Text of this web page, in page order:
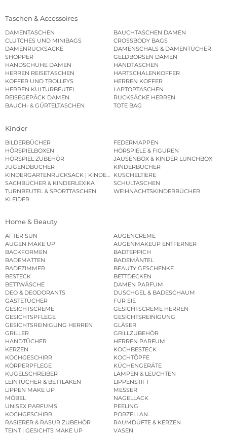
Taschen & Accessoires
DAMENTASCHEN
BAUCHTASCHEN DAMEN
CLUTCHES UND MINIBAGS
CROSSBODY BAGS
DAMENRUCKSÄCKE
DAMENSCHALS & DAMENTÜCHER
SHOPPER
GELDBÖRSEN DAMEN
HANDSCHUHE DAMEN
HANDTASCHEN
HERREN REISETASCHEN
HARTSCHALENKOFFER
KOFFER UND TROLLEYS
HERREN KOFFER
HERREN KULTURBEUTEL
LAPTOPTASCHEN
REISEGEPÄCK DAMEN
RUCKSÄCKE HERREN
BAUCH- & GÜRTELTASCHEN
TOTE BAG
Kinder
BILDERBÜCHER
FEDERMAPPEN
HÖRSPIELBOXEN
HÖRSPIELE & FIGUREN
HÖRSPIEL ZUBEHÖR
JAUSENBOX & KINDER LUNCHBOX
JUGENDBÜCHER
KINDERBÜCHER
KINDERGARTENRUCKSACK | KINDERGARTENBEUTEL
KUSCHELTIERE
SACHBÜCHER & KINDERLEXIKA
SCHULTASCHEN
TURNBEUTEL & SPORTTASCHEN
WEIHNACHTSKINDERBÜCHER
KLEIDER
Home & Beauty
AFTER SUN
AUGENCREME
AUGEN MAKE UP
AUGENMAKEUP ENTFERNER
BACKFORMEN
BADTEPPICH
BADEMATTEN
BADEMÄNTEL
BADEZIMMER
BEAUTY GESCHENKE
BESTECK
BETTDECKEN
BETTWÄSCHE
DAMEN PARFUM
DEO & DEODORANTS
DUSCHGEL & BADESCHAUM
GÄSTETÜCHER
FÜR SIE
GESICHTSCREME
GESICHTSCREME HERREN
GESICHTSPFLEGE
GESICHTSREINIGUNG
GESICHTSREINIGUNG HERREN
GLÄSER
GRILLER
GRILLZUBEHÖR
HANDTÜCHER
HERREN PARFUM
KERZEN
KOCHBESTECK
KOCHGESCHIRR
KOCHTÖPFE
KÖRPERPFLEGE
KÜCHENGERÄTE
KUGELSCHREIBER
LAMPEN & LEUCHTEN
LEINTÜCHER & BETTLAKEN
LIPPENSTIFT
LIPPEN MAKE UP
MESSER
MÖBEL
NAGELLACK
UNISEX PARFUMS
PEELING
KOCHGESCHIRR
PORZELLAN
RASIERER & RASUR ZUBEHÖR
RAUMDÜFTE & KERZEN
TEINT | GESICHTS MAKE UP
VASEN